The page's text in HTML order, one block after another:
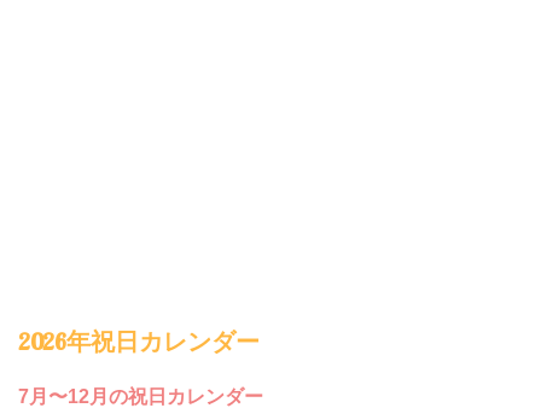
2026年祝日カレンダー
7月〜12月の祝日カレンダー